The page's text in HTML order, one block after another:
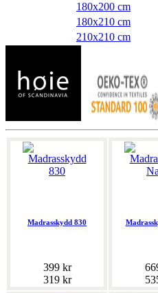
180x200 cm
180x210 cm
210x210 cm
Madrasskydd 830
399 kr
319 kr